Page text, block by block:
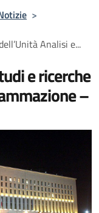
>
Analisi e...
e ricerche
–